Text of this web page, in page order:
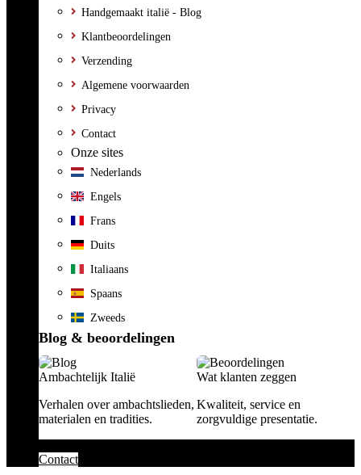
Handgemaakt italië - Blog
Klantbeoordelingen
Verzending
Algemene voorwaarden
Privacy
Contact
Onze sites
Nederlands
Engels
Frans
Duits
Italiaans
Spaans
Zweeds
Blog & beoordelingen
Ambachtelijk Italië
Verhalen over ambachtslieden,
materialen en tradities.
Wat klanten zeggen
Kwaliteit, service en
zorgvuldige presentatie.
Contact